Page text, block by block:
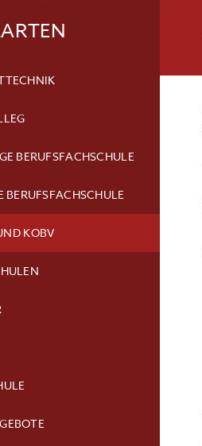
BERUFSFACHSCHULE
BERUFSFACHSCHULE
KOBV